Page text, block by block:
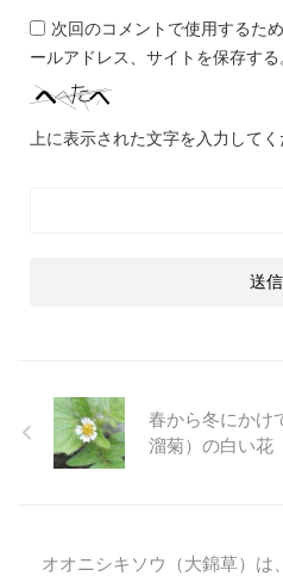
次回のコメントで使用するた
ールアドレス、サイトを保存する
上に表示された文字を入力してく
春から冬にかけ
溜菊）の白い花
オオニシキソウ（大錦草）は